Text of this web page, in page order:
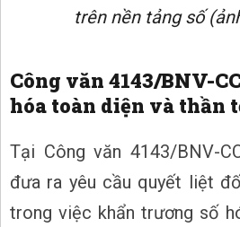
trên nền tảng số
Công văn 4143/BNV-
hóa toàn diện và thần
Tại Công văn 4143/BNV-
đưa ra yêu cầu quyết liệt
trong việc khẩn trương số